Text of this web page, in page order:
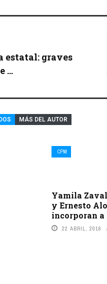
estatal: graves
...
MÁS DEL AUTOR
CPM
Yamila
y Ernesto
incorporan a
22 ABRIL, 2016